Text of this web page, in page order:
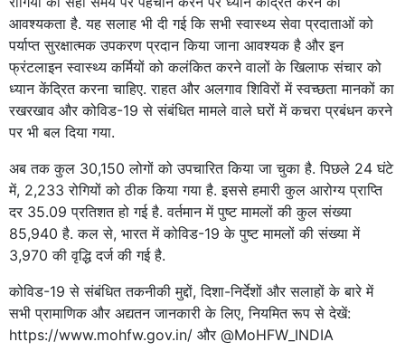
आवश्यकता है. यह सलाह भी दी गई कि सभी स्वास्थ्य सेवा प्रदाताओं को
पर्याप्त सुरक्षात्मक उपकरण प्रदान किया जाना आवश्यक है और इन
फ्रंटलाइन स्वास्थ्य कर्मियों को कलंकित करने वालों के खिलाफ संचार को
ध्यान केंद्रित करना चाहिए. राहत और अलगाव शिविरों में स्वच्छता मानकों का
रखरखाव और कोविड-19 से संबंधित मामले वाले घरों में कचरा प्रबंधन करने
पर भी बल दिया गया.
अब तक कुल 30,150 लोगों को उपचारित किया जा चुका है. पिछले 24 घंटे
में, 2,233 रोगियों को ठीक किया गया है. इससे हमारी कुल आरोग्य प्राप्ति
दर 35.09 प्रतिशत हो गई है. वर्तमान में पुष्ट मामलों की कुल संख्या
85,940 है. कल से, भारत में कोविड-19 के पुष्ट मामलों की संख्या में
3,970 की वृद्धि दर्ज की गई है.
कोविड-19 से संबंधित तकनीकी मुद्दों, दिशा-निर्देशों और सलाहों के बारे में
सभी प्रामाणिक और अद्यतन जानकारी के लिए, नियमित रूप से देखें:
https://www.mohfw.gov.in/ और @MoHFW_INDIA